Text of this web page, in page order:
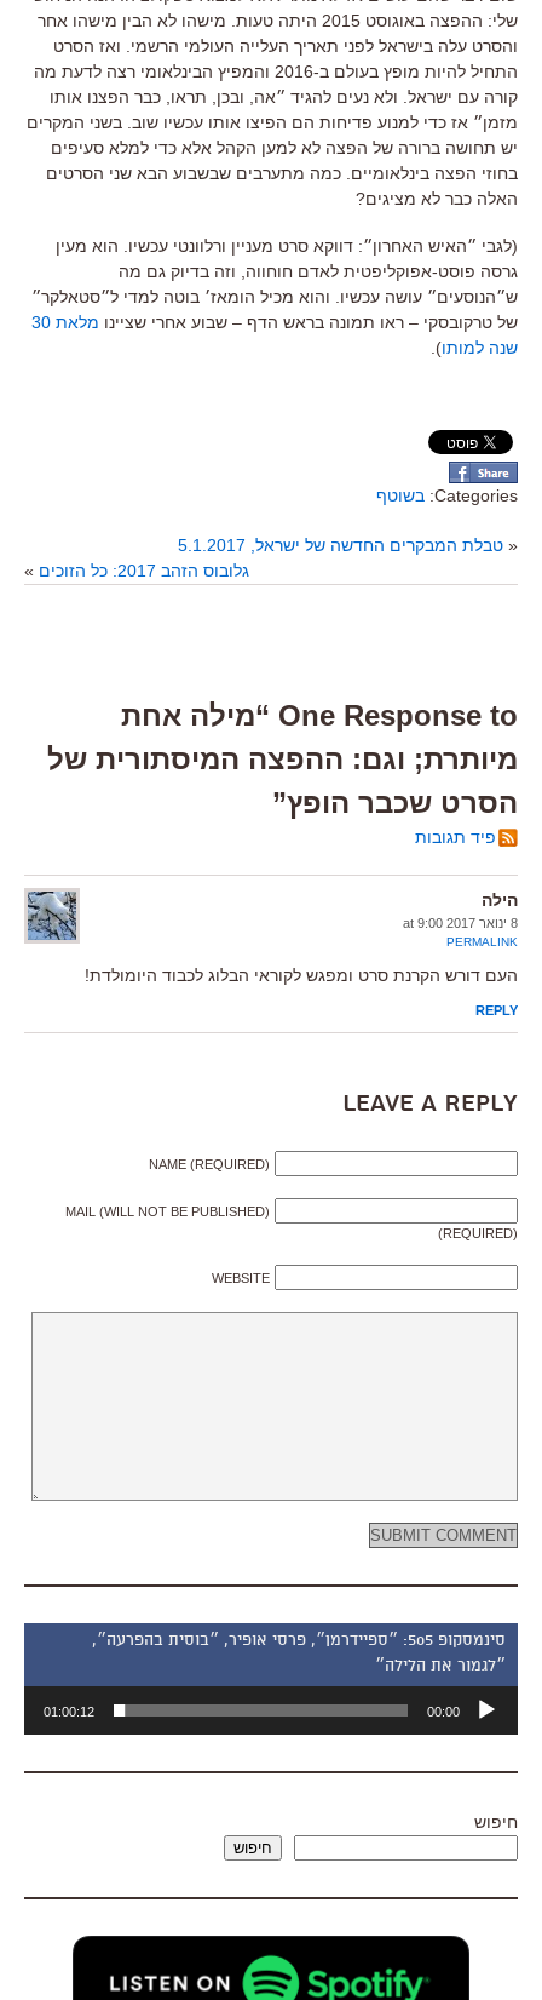
שלי: ההפצה באוגוסט 2015 היתה טעות. מישהו לא הבין מישהו אחר
והסרט עלה בישראל לפני תאריך העלייה העולמי הרשמי. ואז הסרט
התחיל להיות מופץ בעולם ב-2016 והמפיץ הבינלאומי רצה לדעת מה
קורה עם ישראל. ולא נעים להגיד ״אה, ובכן, תראו, כבר הפצנו אותו
מזמן״ אז כדי למנוע פדיחות הם הפיצו אותו עכשיו שוב. בשני המקרים
יש תחושה ברורה של הפצה לא למען הקהל אלא כדי למלא סעיפים
בחוזי הפצה בינלאומיים. כמה מתערבים שבשבוע הבא שני הסרטים
האלה כבר לא מציגים?
(לגבי ״האיש האחרון״: דווקא סרט מעניין ורלוונטי עכשיו. הוא מעין
גרסה פוסט-אפוקליפטית לאדם חוחווה, וזה בדיוק גם מה
ש״הנוסעים״ עושה עכשיו. והוא מכיל הומאז׳ בוטה למדי ל״סטאלקר״
של טרקובסקי – ראו תמונה בראש הדף – שבוע אחרי שציינו
מלאת 30
שנה למותו).
Categories: בשוטף
« טבלת המבקרים החדשה של ישראל, 5.1.2017
גלובוס הזהב 2017: כל הזוכים
»
One Response to “מילה אחת
מיותרת; וגם: ההפצה המיסתורית של
הסרט שכבר הופץ”
פיד תגובות
הילה
8 ינואר 2017 at 9:00
PERMALINK
העם דורש הקרנת סרט ומפגש לקוראי הבלוג לכבוד היומולדת!
REPLY
Leave a Reply
NAME (REQUIRED)
MAIL (WILL NOT BE PUBLISHED)
(REQUIRED)
WEBSITE
סינמסקופ 505: ״ספיידרמן״, פרסי אופיר, ״בוסית בהפרעה״,
״לגמור את הלילה״
אודיו
00:00
01:00:12
חיפוש
חיפוש